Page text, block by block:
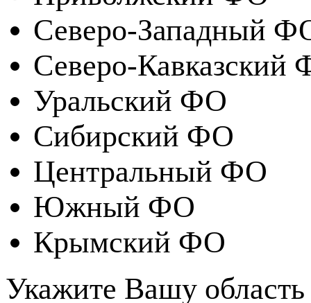
Северо-Западный
Северо-Кавказский
Уральский ФО
Сибирский ФО
Центральный ФО
Южный ФО
Крымский ФО
Укажите Вашу область